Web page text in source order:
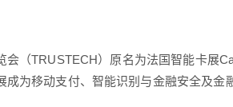
（TRUSTECH）原名为法国智能卡展
为移动支付、智能识别与金融安全及金